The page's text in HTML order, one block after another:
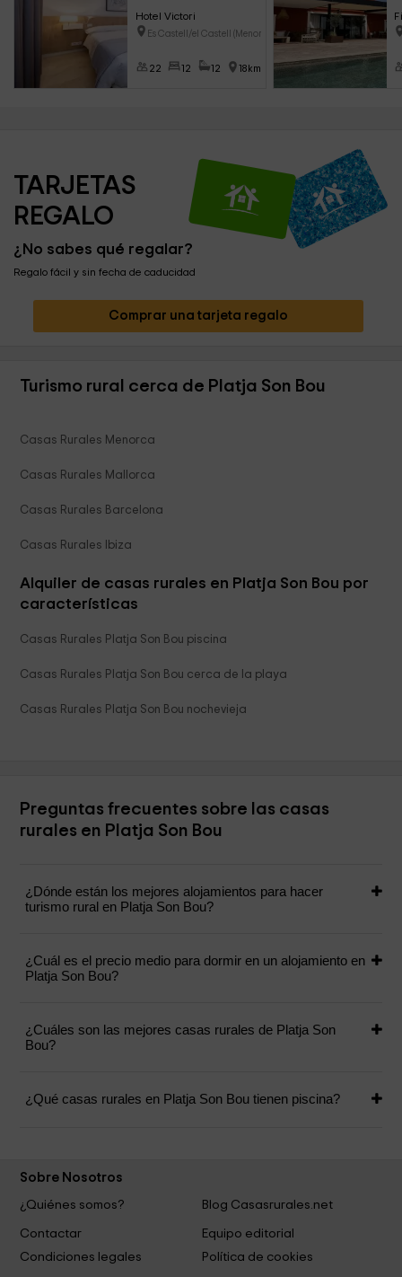
Hotel Victori
Es Castell/el Castell (Menorca
22 12 12 18km
TARJETAS
REGALO
¿No sabes qué regalar?
Regalo fácil y sin fecha de caducidad
Comprar una tarjeta regalo
Turismo rural cerca de Platja Son Bou
Casas Rurales Menorca
Casas Rurales Mallorca
Casas Rurales Barcelona
Casas Rurales Ibiza
Alquiler de casas rurales en Platja Son Bou por
características
Casas Rurales Platja Son Bou piscina
Casas Rurales Platja Son Bou cerca de la playa
Casas Rurales Platja Son Bou nochevieja
Preguntas frecuentes sobre las casas
rurales en Platja Son Bou
¿Dónde están los mejores alojamientos para hacer
turismo rural en Platja Son Bou?
¿Cuál es el precio medio para dormir en un alojamiento en
Platja Son Bou?
¿Cuáles son las mejores casas rurales de Platja Son
Bou?
¿Qué casas rurales en Platja Son Bou tienen piscina?
Sobre Nosotros
¿Quiénes somos?
Blog Casasrurales.net
Contactar
Equipo editorial
Condiciones legales
Política de cookies